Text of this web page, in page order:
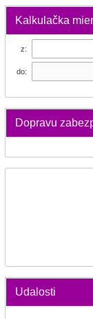
Kalkulačka
z:
do:
Dopravu
Udalosti